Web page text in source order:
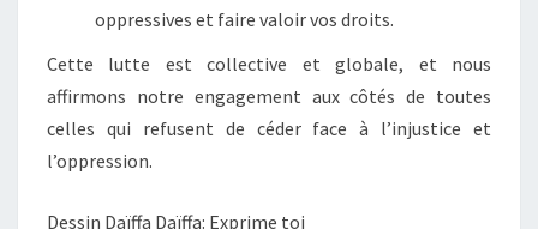
oppressives et faire valoir vos droits.
Cette lutte est collective et globale, et nous
affirmons notre engagement aux côtés de toutes
celles qui refusent de céder face à l’injustice et
l’oppression.
Dessin Daïffa Daïffa: Exprime toi